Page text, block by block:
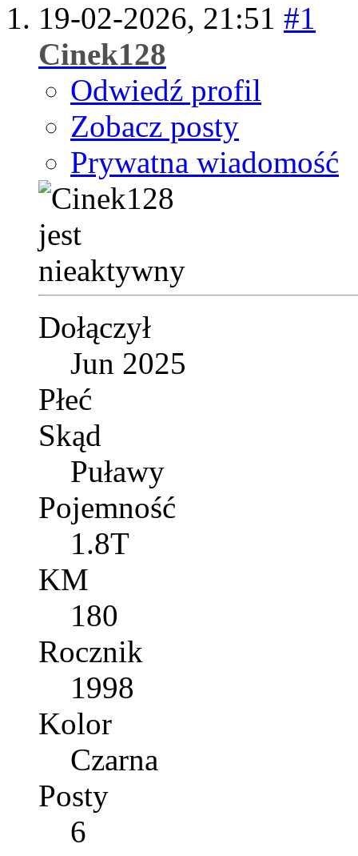
19-02-2026, 21:51 #1
Cinek128
Odwiedź profil
Zobacz posty
Prywatna wiadomość
Dołączył
Jun 2025
Płeć
Skąd
Puławy
Pojemność
1.8T
KM
180
Rocznik
1998
Kolor
Czarna
Posty
6